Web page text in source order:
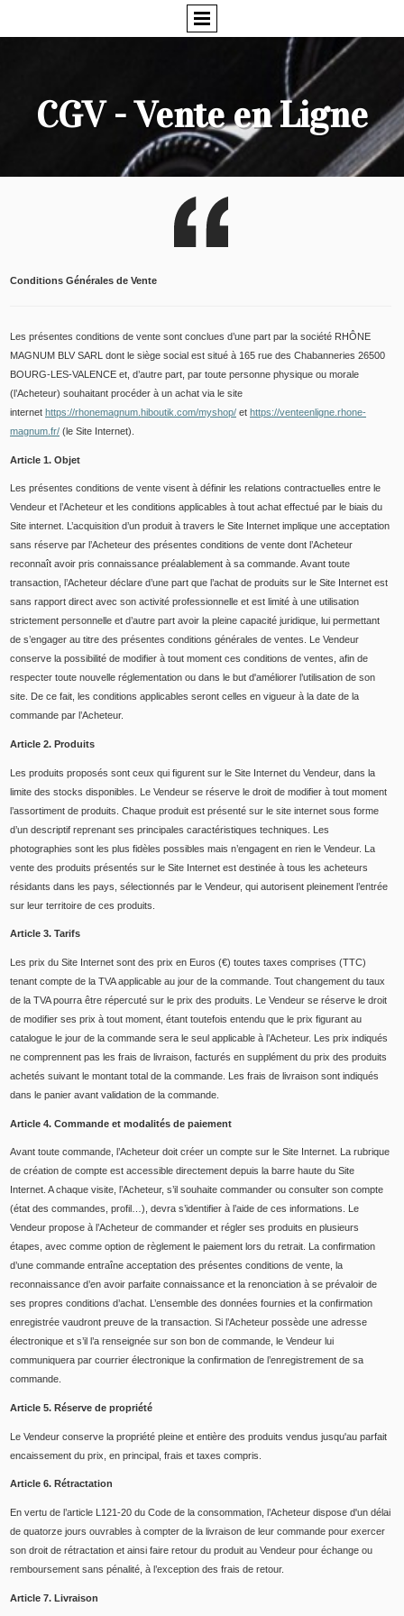
CGV - Vente en Ligne
Conditions Générales de Vente
Les présentes conditions de vente sont conclues d’une part par la société RHÔNE
MAGNUM BLV SARL dont le siège social est situé à 165 rue des Chabanneries 26500
BOURG-LES-VALENCE et, d’autre part, par toute personne physique ou morale
(l’Acheteur) souhaitant procéder à un achat via le site
internet https://rhonemagnum.hiboutik.com/myshop/ et https://venteenligne.rhone-
magnum.fr/ (le Site Internet).
Article 1. Objet
Les présentes conditions de vente visent à définir les relations contractuelles entre le
Vendeur et l’Acheteur et les conditions applicables à tout achat effectué par le biais du
Site internet. L’acquisition d’un produit à travers le Site Internet implique une acceptation
sans réserve par l’Acheteur des présentes conditions de vente dont l’Acheteur
reconnaît avoir pris connaissance préalablement à sa commande. Avant toute
transaction, l’Acheteur déclare d’une part que l’achat de produits sur le Site Internet est
sans rapport direct avec son activité professionnelle et est limité à une utilisation
strictement personnelle et d’autre part avoir la pleine capacité juridique, lui permettant
de s’engager au titre des présentes conditions générales de ventes. Le Vendeur
conserve la possibilité de modifier à tout moment ces conditions de ventes, afin de
respecter toute nouvelle réglementation ou dans le but d'améliorer l’utilisation de son
site. De ce fait, les conditions applicables seront celles en vigueur à la date de la
commande par l’Acheteur.
Article 2. Produits
Les produits proposés sont ceux qui figurent sur le Site Internet du Vendeur, dans la
limite des stocks disponibles. Le Vendeur se réserve le droit de modifier à tout moment
l’assortiment de produits. Chaque produit est présenté sur le site internet sous forme
d’un descriptif reprenant ses principales caractéristiques techniques. Les
photographies sont les plus fidèles possibles mais n’engagent en rien le Vendeur. La
vente des produits présentés sur le Site Internet est destinée à tous les acheteurs
résidants dans les pays, sélectionnés par le Vendeur, qui autorisent pleinement l’entrée
sur leur territoire de ces produits.
Article 3. Tarifs
Les prix du Site Internet sont des prix en Euros (€) toutes taxes comprises (TTC)
tenant compte de la TVA applicable au jour de la commande. Tout changement du taux
de la TVA pourra être répercuté sur le prix des produits. Le Vendeur se réserve le droit
de modifier ses prix à tout moment, étant toutefois entendu que le prix figurant au
catalogue le jour de la commande sera le seul applicable à l’Acheteur. Les prix indiqués
ne comprennent pas les frais de livraison, facturés en supplément du prix des produits
achetés suivant le montant total de la commande. Les frais de livraison sont indiqués
dans le panier avant validation de la commande.
Article 4. Commande et modalités de paiement
Avant toute commande, l’Acheteur doit créer un compte sur le Site Internet. La rubrique
de création de compte est accessible directement depuis la barre haute du Site
Internet. A chaque visite, l’Acheteur, s’il souhaite commander ou consulter son compte
(état des commandes, profil…), devra s’identifier à l’aide de ces informations. Le
Vendeur propose à l’Acheteur de commander et régler ses produits en plusieurs
étapes, avec comme option de règlement le paiement lors du retrait. La confirmation
d’une commande entraîne acceptation des présentes conditions de vente, la
reconnaissance d’en avoir parfaite connaissance et la renonciation à se prévaloir de
ses propres conditions d’achat. L’ensemble des données fournies et la confirmation
enregistrée vaudront preuve de la transaction. Si l’Acheteur possède une adresse
électronique et s’il l’a renseignée sur son bon de commande, le Vendeur lui
communiquera par courrier électronique la confirmation de l’enregistrement de sa
commande.
Article 5. Réserve de propriété
Le Vendeur conserve la propriété pleine et entière des produits vendus jusqu'au parfait
encaissement du prix, en principal, frais et taxes compris.
Article 6. Rétractation
En vertu de l’article L121-20 du Code de la consommation, l’Acheteur dispose d'un délai
de quatorze jours ouvrables à compter de la livraison de leur commande pour exercer
son droit de rétractation et ainsi faire retour du produit au Vendeur pour échange ou
remboursement sans pénalité, à l’exception des frais de retour.
Article 7. Livraison